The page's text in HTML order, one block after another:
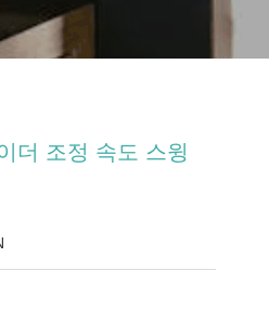
더 조정 속도 스윙